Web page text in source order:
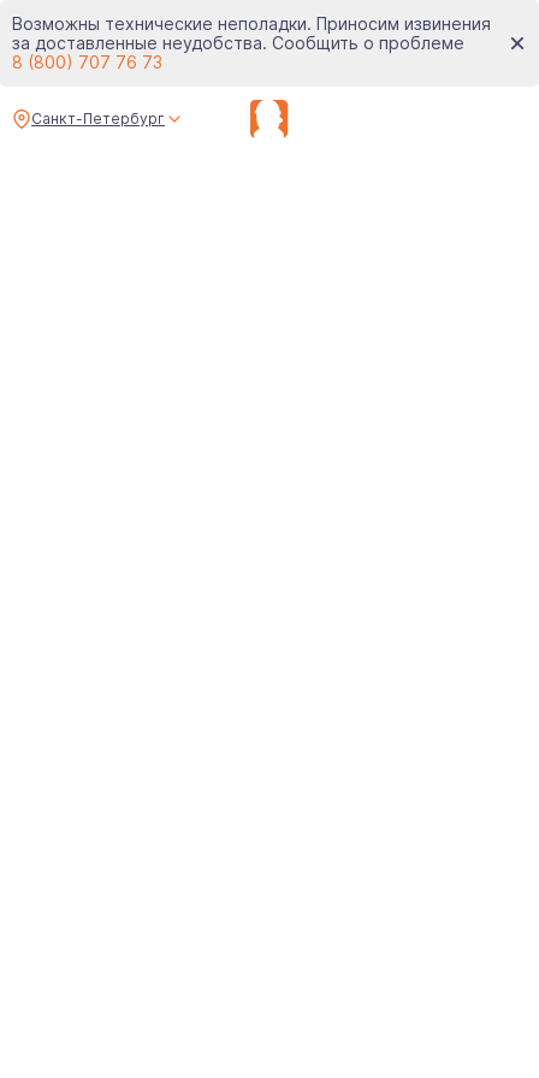
Возможны технические неполадки. Приносим извинения
за доставленные неудобства. Сообщить о проблеме
8 (800) 707 76 73
Санкт-Петербург